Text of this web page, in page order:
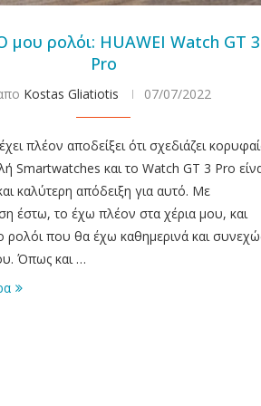
μου ρολόι: HUAWEI Watch GT 3
Pro
Kostas Gliatiotis 07/07/2022
πλέον αποδείξει ότι σχεδιάζει
Smartwatches και το Watch GT 3 Pro
καλύτερη απόδειξη για αυτό. Με
έστω, το έχω πλέον στα χέρια μου, και
ρολόι που θα έχω καθημερινά και
Όπως και …